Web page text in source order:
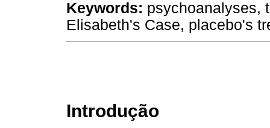
Keywords: psychoanalyses,
Elisabeth's Case, placebo's
Introdução